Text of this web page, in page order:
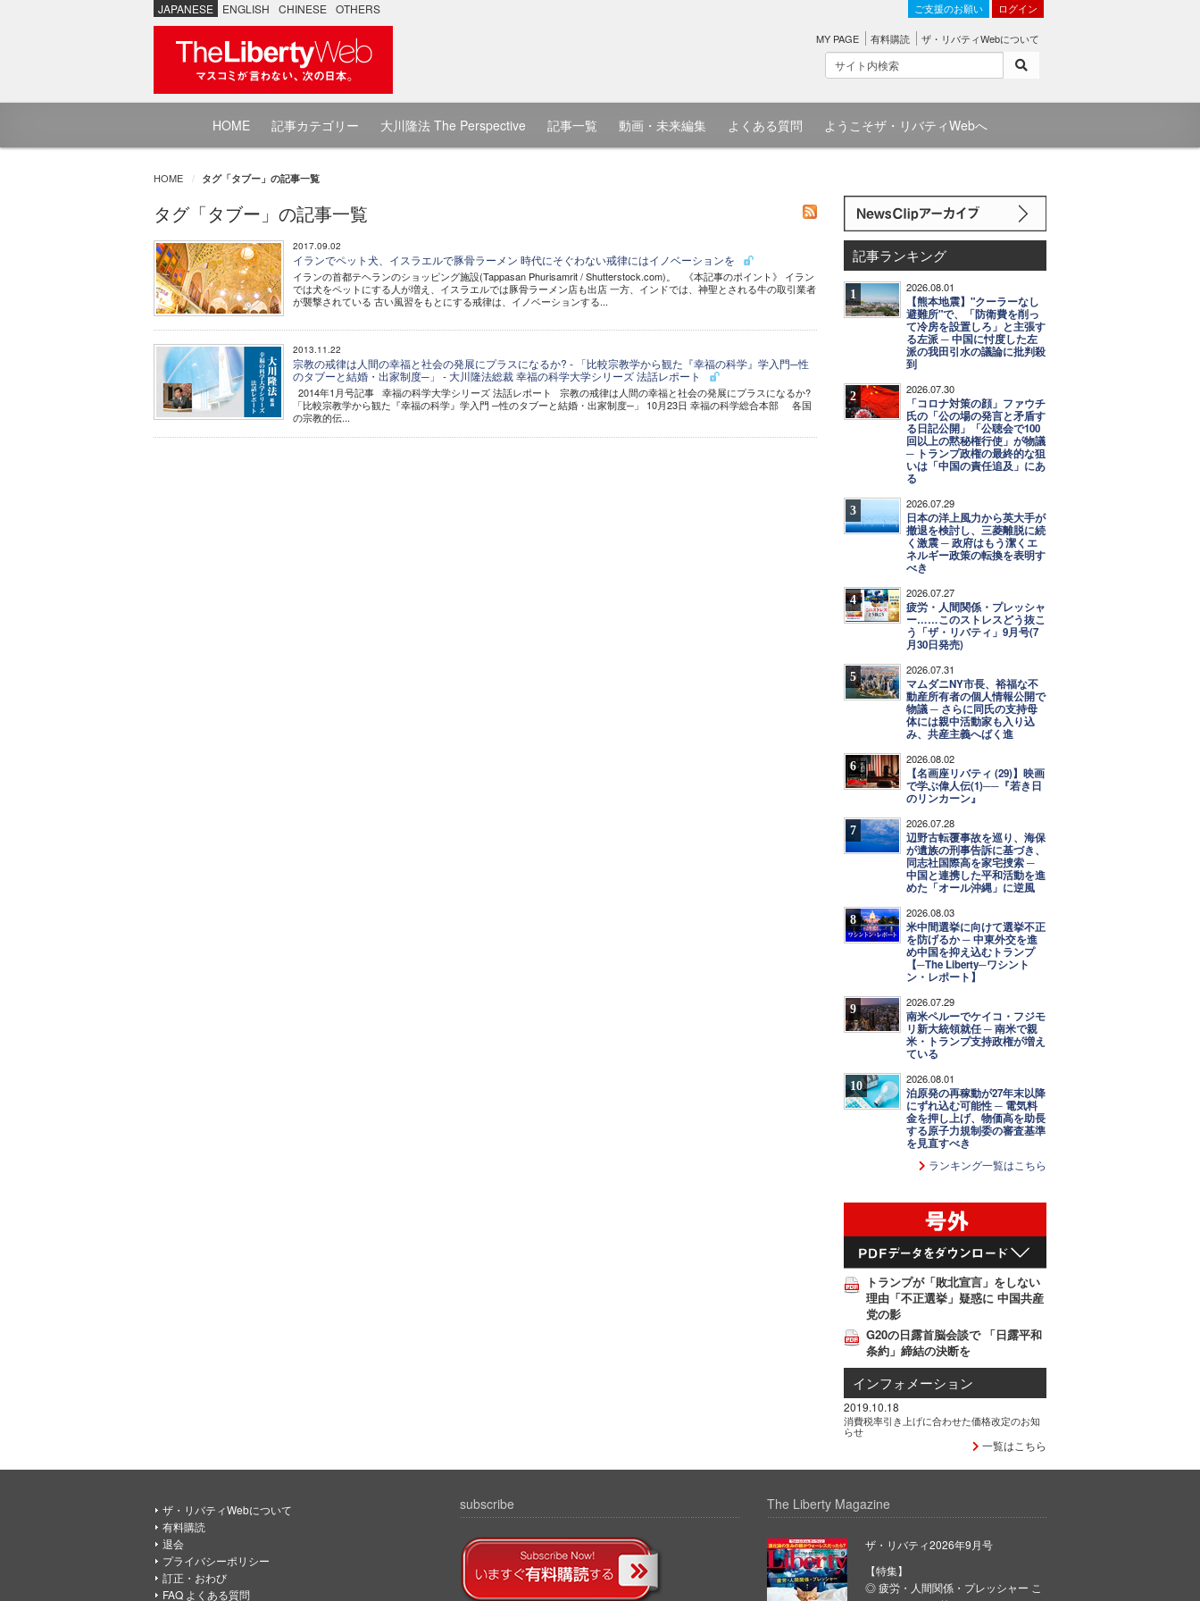
JAPANESE ENGLISH CHINESE OTHERS ご支援のお願い ログイン
MY PAGE 有料購読 ザ・リバティWebについて
HOME 記事カテゴリー 大川隆法 The Perspective 記事一覧 動画・未来編集 よくある質問 ようこそザ・リバティWebへ
HOME タグ「タブー」の記事一覧
タグ「タブー」の記事一覧
2017.09.02
イランでペット犬、イスラエルで豚骨ラーメン 時代にそぐわない戒律にはイノベーションを
イランの首都テヘランのショッピング施設(Tappasan Phurisamrit / Shutterstock.com)。 《本記事のポイント》 イラン
では犬をペットにする人が増え、イスラエルでは豚骨ラーメン店も出店 一方、インドでは、神聖とされる牛の取引業者
が襲撃されている 古い風習をもとにする戒律は、イノベーションする...
2013.11.22
宗教の戒律は人間の幸福と社会の発展にプラスになるか? - 「比較宗教学から観た『幸福の科学』学入門─性
のタブーと結婚・出家制度─」 - 大川隆法総裁 幸福の科学大学シリーズ 法話レポート
2014年1月号記事 幸福の科学大学シリーズ 法話レポート 宗教の戒律は人間の幸福と社会の発展にプラスになるか?
「比較宗教学から観た『幸福の科学』学入門 ─性のタブーと結婚・出家制度─」 10月23日 幸福の科学総合本部 各国
の宗教的伝...
記事ランキング
1 2026.08.01
【熊本地震】"クーラーなし
避難所"で、「防衛費を削っ
て冷房を設置しろ」と主張す
る左派 ─ 中国に忖度した左
派の我田引水の議論に批判殺
到
2 2026.07.30
「コロナ対策の顔」ファウチ
氏の「公の場の発言と矛盾す
る日記公開」「公聴会で100
回以上の黙秘権行使」が物議
─ トランプ政権の最終的な狙
いは「中国の責任追及」にあ
る
3 2026.07.29
日本の洋上風力から英大手が
撤退を検討し、三菱離脱に続
く激震 ─ 政府はもう潔くエ
ネルギー政策の転換を表明す
べき
4 2026.07.27
疲労・人間関係・プレッシャ
ー……このストレスどう抜こ
う「ザ・リバティ」9月号(7
月30日発売)
5 2026.07.31
マムダニNY市長、裕福な不
動産所有者の個人情報公開で
物議 ─ さらに同氏の支持母
体には親中活動家も入り込
み、共産主義へばく進
6 2026.08.02
【名画座リバティ (29)】映画
で学ぶ偉人伝(1)──『若き日
のリンカーン』
7 2026.07.28
辺野古転覆事故を巡り、海保
が遺族の刑事告訴に基づき、
同志社国際高を家宅捜索 ─
中国と連携した平和活動を進
めた「オール沖縄」に逆風
8 2026.08.03
米中間選挙に向けて選挙不正
を防げるか ─ 中東外交を進
め中国を抑え込むトランプ
【─The Liberty─ワシント
ン・レポート】
9 2026.07.29
南米ペルーでケイコ・フジモ
リ新大統領就任 ─ 南米で親
米・トランプ支持政権が増え
ている
10 2026.08.01
泊原発の再稼動が27年末以降
にずれ込む可能性 ─ 電気料
金を押し上げ、物価高を助長
する原子力規制委の審査基準
を見直すべき
ランキング一覧はこちら
トランプが「敗北宣言」をしない
理由「不正選挙」疑惑に 中国共産
党の影
G20の日露首脳会談で 「日露平和
条約」締結の決断を
インフォメーション
2019.10.18
消費税率引き上げに合わせた価格改定のお知
らせ
一覧はこちら
ザ・リバティWebについて
有料購読
退会
プライバシーポリシー
訂正・おわび
FAQ よくある質問
subscribe The Liberty Magazine
ザ・リバティ2026年9月号
【特集】
◎ 疲労・人間関係・プレッシャー こ